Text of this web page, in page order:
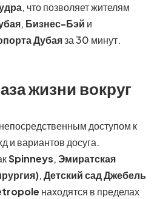
, что позволяет жителям
, Бизнес-Бэй и
Дубаяза 30 минут.
жизни вокруг
доступом к
и вариантов досуга.
Spinneys,Эмиратская
,Детский сад Джебель
находятся в пределах